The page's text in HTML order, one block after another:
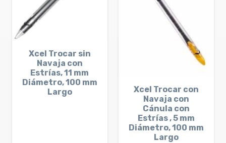
Xcel Trocar sin
Navaja con
Estrías, 11 mm
Diámetro, 100 mm
Largo
Xcel Trocar con
Navaja con
Cánula con
Estrías , 5 mm
Diámetro, 100 mm
Largo